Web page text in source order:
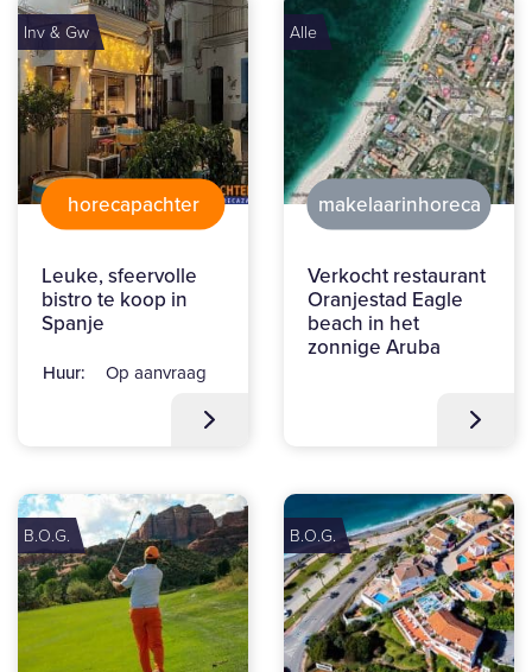
Inv & Gw
horecapachter
Leuke, sfeervolle
bistro te koop in
Spanje
Huur: Op aanvraag
Alle
makelaarinhoreca
Verkocht restaurant
Oranjestad Eagle
beach in het
zonnige Aruba
B.O.G. B.O.G.